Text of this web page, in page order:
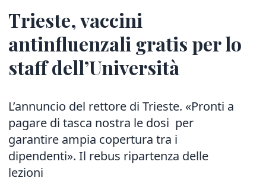
Trieste, vaccini
antinfluenzali gratis per lo
staff dell’Università
L’annuncio del rettore di Trieste. «Pronti a
pagare di tasca nostra le dosi per
garantire ampia copertura tra i
dipendenti». Il rebus ripartenza delle
lezioni